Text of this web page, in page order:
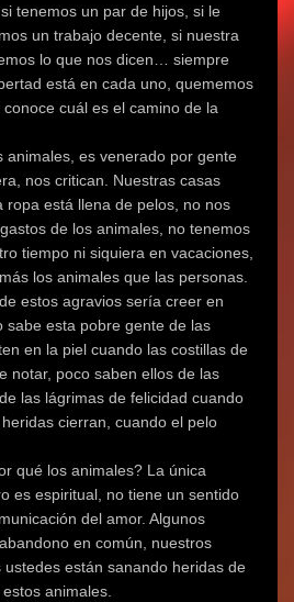
tenemos un par de hijos, si le
un trabajo decente, si nuestra
lo que nos dicen… siempre
está en cada uno, quememos
cuál es el camino de la
animales, es venerado por gente
nos critican. Nuestras casas
ropa está llena de pelos, no nos
de los animales, no tenemos
tiempo ni siquiera en vacaciones,
los animales que las personas.
estos agravios sería creer en
sabe esta pobre gente de las
en la piel cuando las costillas de
notar, poco saben ellos de las
las lágrimas de felicidad cuando
cierran, cuando el pelo
qué los animales? La única
es espiritual, no tiene un sentido
del amor. Algunos
en común, nuestros
están sanando heridas de
animales.